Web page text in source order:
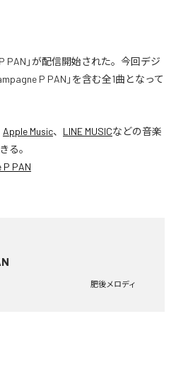
PAN」が配信開始された。今回デジ
P PAN」を含む全1曲となって
Apple Music、 LINE MUSICなどの音楽
る。
P PAN
肥後メロディ